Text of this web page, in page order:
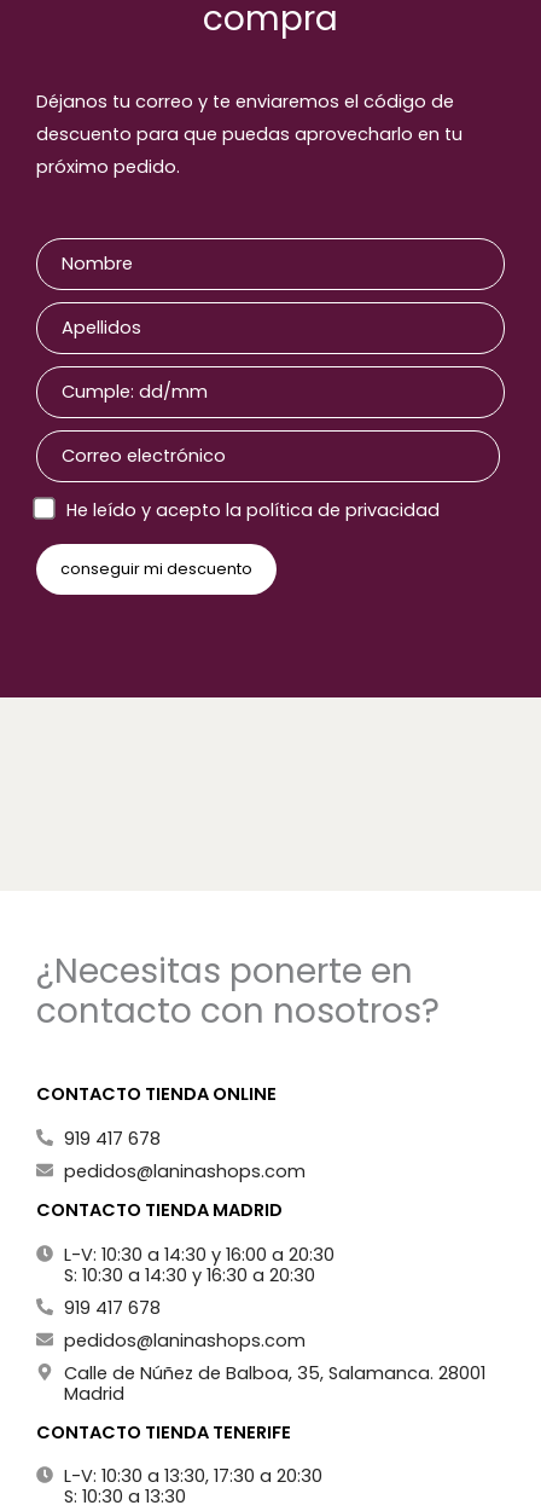
Productos relaccionados
compra
Déjanos tu correo y te enviaremos el código de
descuento para que puedas aprovecharlo en tu
próximo pedido.
He leído y acepto la política de privacidad
¿Necesitas ponerte en
contacto con nosotros?
CONTACTO TIENDA ONLINE
919 417 678
pedidos@laninashops.com
CONTACTO TIENDA MADRID
L-V: 10:30 a 14:30 y 16:00 a 20:30
S: 10:30 a 14:30 y 16:30 a 20:30
919 417 678
pedidos@laninashops.com
Calle de Núñez de Balboa, 35, Salamanca. 28001
Madrid
CONTACTO TIENDA TENERIFE
L-V: 10:30 a 13:30, 17:30 a 20:30
S: 10:30 a 13:30